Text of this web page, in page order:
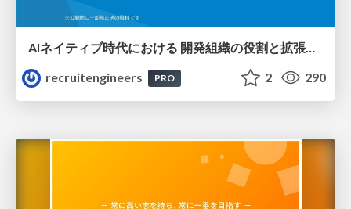
AIネイティブ時代における 開発組織の役割と拡張の可能性
recruitengineers
PRO 2 290